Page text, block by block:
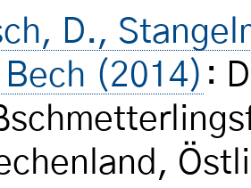
D.,
Bech (2014) :